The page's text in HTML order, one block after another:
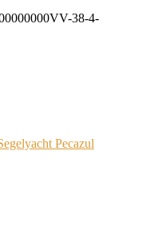
38-4-